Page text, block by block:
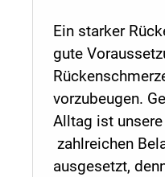
Ein starker
gute
vorzubeugen.
Alltag ist
zahlreichen
ausgesetzt,